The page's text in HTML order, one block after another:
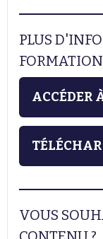
PLUS
FORMATION
ACCÉDER
VOUS